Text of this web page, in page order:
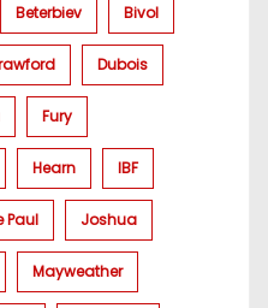
Beterbiev Bivol
Dubois
Fury
Hearn IBF
Paul Joshua
Mayweather